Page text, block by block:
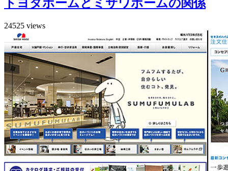
トヨタホームとミサワホームの関係
24525 views